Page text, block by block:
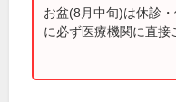
お盆(8月中旬)は休診
に必ず医療機関に直接